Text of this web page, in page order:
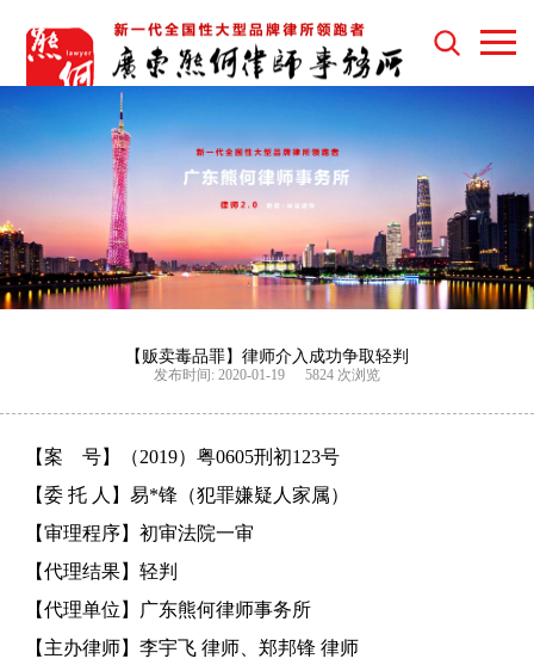
【贩卖毒品罪】律师介入成功争取轻判
发布时间: 2020-01-19 5824 次浏览
【案 号】（2019）粤0605刑初123号
【委 托 人】易*锋（犯罪嫌疑人家属）
【审理程序】初审法院一审
【代理结果】轻判
【代理单位】广东熊何律师事务所
【主办律师】李宇飞 律师、郑邦锋 律师